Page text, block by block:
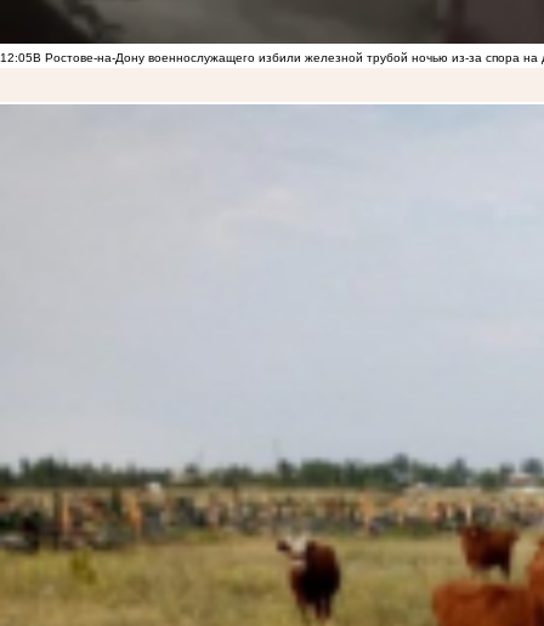
12:05В Ростове-на-Дону военнослужащего избили железной трубой ночью из-за спора на